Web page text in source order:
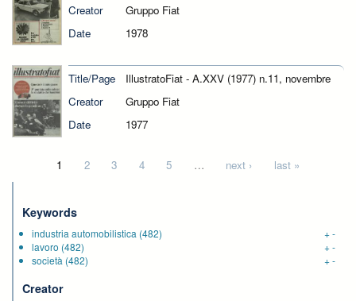
Creator
Gruppo Fiat
Date
1978
Title/Page
IllustratoFiat - A.XXV (1977) n.11, novembre
Creator
Gruppo Fiat
Date
1977
1 2 3 4 5 … next › last »
Keywords
industria automobilistica (482) +-
lavoro (482) +-
società (482) +-
Creator